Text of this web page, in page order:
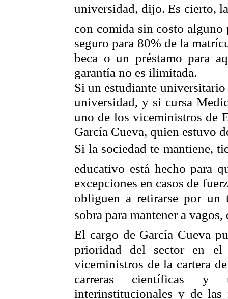
universidad, dijo. Es cierto,
con comida sin costo alguno
seguro para 80% de la
beca o un préstamo para
garantía no es ilimitada.
Si un estudiante universitario
universidad, y si cursa
uno de los viceministros de
García Cueva, quien estuvo
Si la sociedad te mantiene,
educativo está hecho para
excepciones en casos de
obliguen a retirarse por un
sobra para mantener a
El cargo de García Cueva
prioridad del sector en
viceministros de la cartera
carreras científicas y
interinstitucionales y de las